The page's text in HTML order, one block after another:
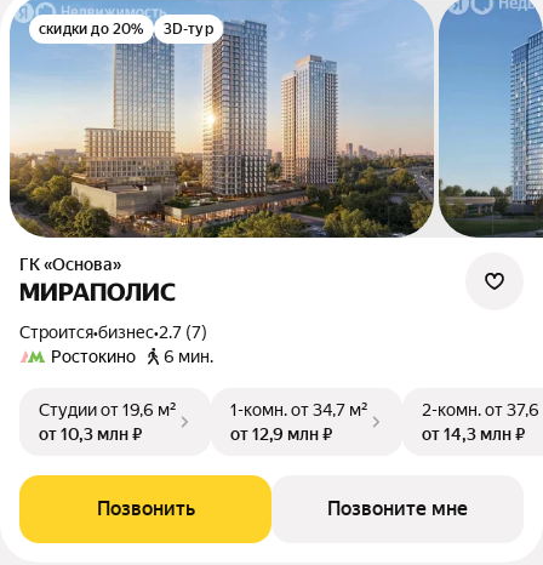
скидки до 20% 3D-тур
ГК «Основа»
МИРАПОЛИС
Строится•бизнес•2.7 (7)
Ростокино
6 мин.
Студииот 19,6 м²
от 10,3 млн ₽
1-комн.от 34,7 м²
от 12,9 млн ₽
2-комн.от 37,6
от 14,3 млн ₽
Позвонить Позвоните мне